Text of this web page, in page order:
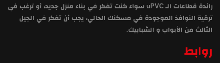
رائدة قطاعات الـ uPVC سواء كنت تفكر في بناء منزل جديد، أو ترغب في
ترقية النوافذ الموجودة في مسكنك الحالي، يجب أن تفكر في الجيل
الثالث من الأبواب و الشبابيك.
روابط